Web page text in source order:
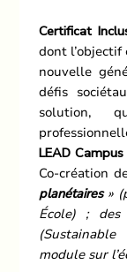
Certificat
dont
nouvelle
défis
solution,
LEAD Campus
Co-création
planétaires »
École) ; des
module sur